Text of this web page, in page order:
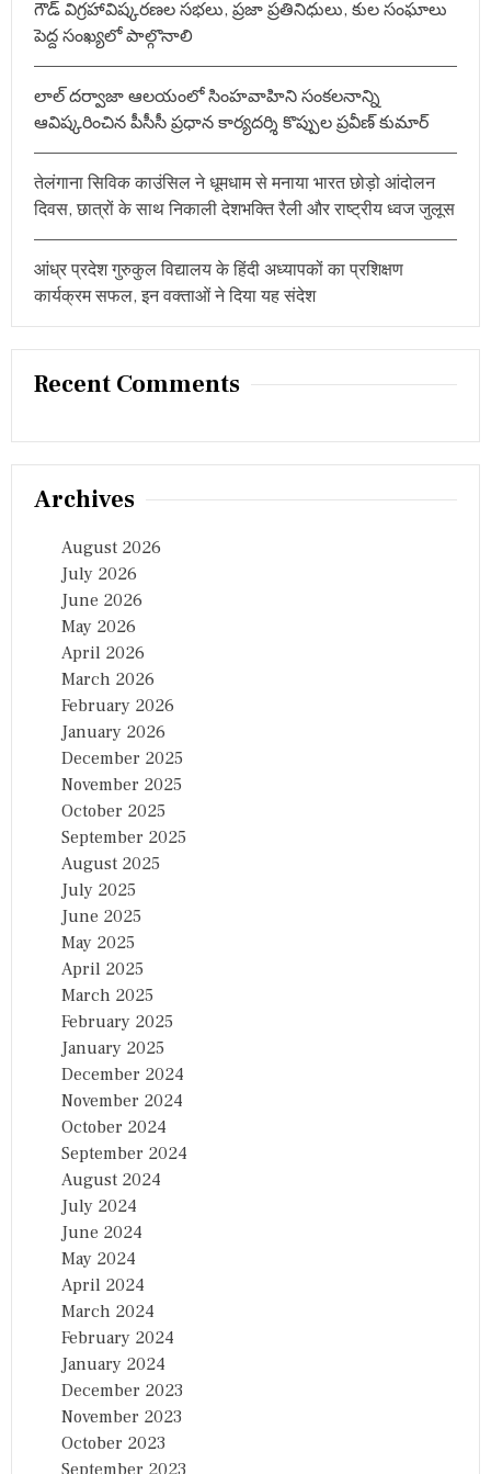
यो
గౌడ్ విగ్రహావిష్కరణల సభలు, ప్రజా ప్రతినిధులు, కుల సంఘాలు
పెద్ద సంఖ్యలో పాల్గొనాలి
లాల్ దర్వాజా ఆలయంలో సింహవాహిని సంకలనాన్ని
ఆవిష్కరించిన పీసీసీ ప్రధాన కార్యదర్శి కొప్పుల ప్రవీణ్ కుమార్
तेलंगाना सिविक काउंसिल ने धूमधाम से मनाया भारत छोड़ो आंदोलन
दिवस, छात्रों के साथ निकाली देशभक्ति रैली और राष्ट्रीय ध्वज जुलूस
आंध्र प्रदेश गुरुकुल विद्यालय के हिंदी अध्यापकों का प्रशिक्षण
कार्यक्रम सफल, इन वक्ताओं ने दिया यह संदेश
Recent Comments
Archives
August 2026
July 2026
June 2026
May 2026
April 2026
March 2026
February 2026
January 2026
December 2025
November 2025
October 2025
September 2025
August 2025
July 2025
June 2025
May 2025
April 2025
March 2025
February 2025
January 2025
December 2024
November 2024
October 2024
September 2024
August 2024
July 2024
June 2024
May 2024
April 2024
March 2024
February 2024
January 2024
December 2023
November 2023
October 2023
September 2023